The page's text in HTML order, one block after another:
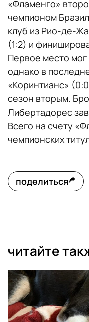
«Фламенго»
чемпионом
клуб из Рио-де-
(1:2) и
Первое место
однако в
«Коринтианс»
сезон вторым.
Либертадорес
Всего на счету
чемпионских
поделиться
читайте